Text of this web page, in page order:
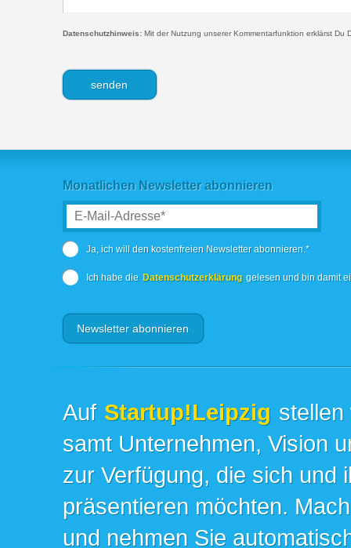
Datenschutzhinweis: Mit der Nutzung unserer Kommentarfunktion erklärst Du
Monatlichen Newsletter abonnieren
Ja, ich will den kostenfreien Newsletter abonnieren.*
Ich habe die Datenschutzerklärung gelesen und bin damit
Auf Startup!Leipzig
samt Unternehmen, Vision
zur Verfügung, die sich und
präsentieren möchten.
und nehmen Sie